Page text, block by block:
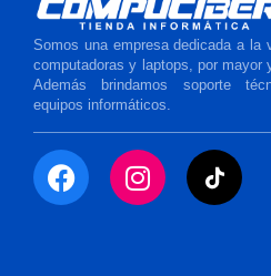
Somos una empresa dedicada a la
computadoras y laptops, por mayor
Además brindamos soporte
equipos informáticos.